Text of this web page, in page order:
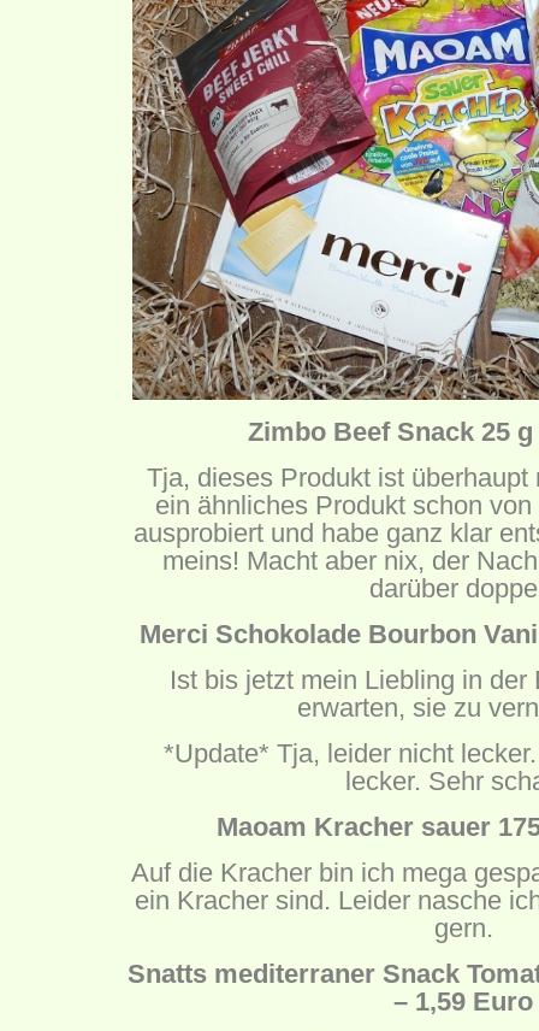
Zimbo Beef Snack 25
Tja, dieses Produkt ist
ein ähnliches Produkt schon
ausprobiert und habe ganz klar
meins! Macht aber nix, der
darüber
Merci Schokolade Bourbon
Ist bis jetzt mein Liebling in der
erwarten, sie zu
*Update* Tja, leider nicht
lecker. Sehr
Maoam Kracher sauer
Auf die Kracher bin ich mega
ein Kracher sind. Leider nasche
gern.
Snatts mediterraner Snack
– 1,59 Euro